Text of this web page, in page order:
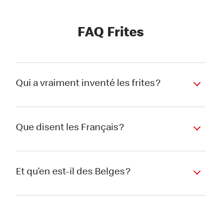
FAQ Frites
Qui a vraiment inventé les frites ?
Que disent les Français ?
Et qu’en est-il des Belges ?